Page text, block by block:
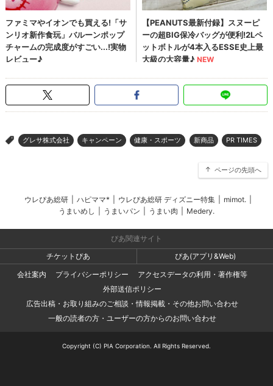
> グレサ株式会社 キャンペーン 健康・スポーツ 新商品 PR TIMES
ページの先頭へ
ウレぴあ総研 ハピママ* ウレぴあ総研 ディズニー特集 mimot.
うまいめし
うまいパン うまい肉 Medery.
ぴあ関連サイト
チケットぴあ
ぴあ(アプリ&Web)
会社案内
プライバシーポリシー
アクセスデータの利用・著作権等
外部送信ポリシー
広告出稿・お取り組みのご相談・情報掲載・その他お問い合わせ
一般の読者の方・ユーザーの方からのお問い合わせ
Copyright (C) PIA Corporation. All Rights Reserved.